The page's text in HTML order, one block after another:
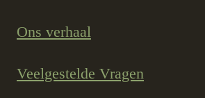
Ons verhaal
Veelgestelde Vragen